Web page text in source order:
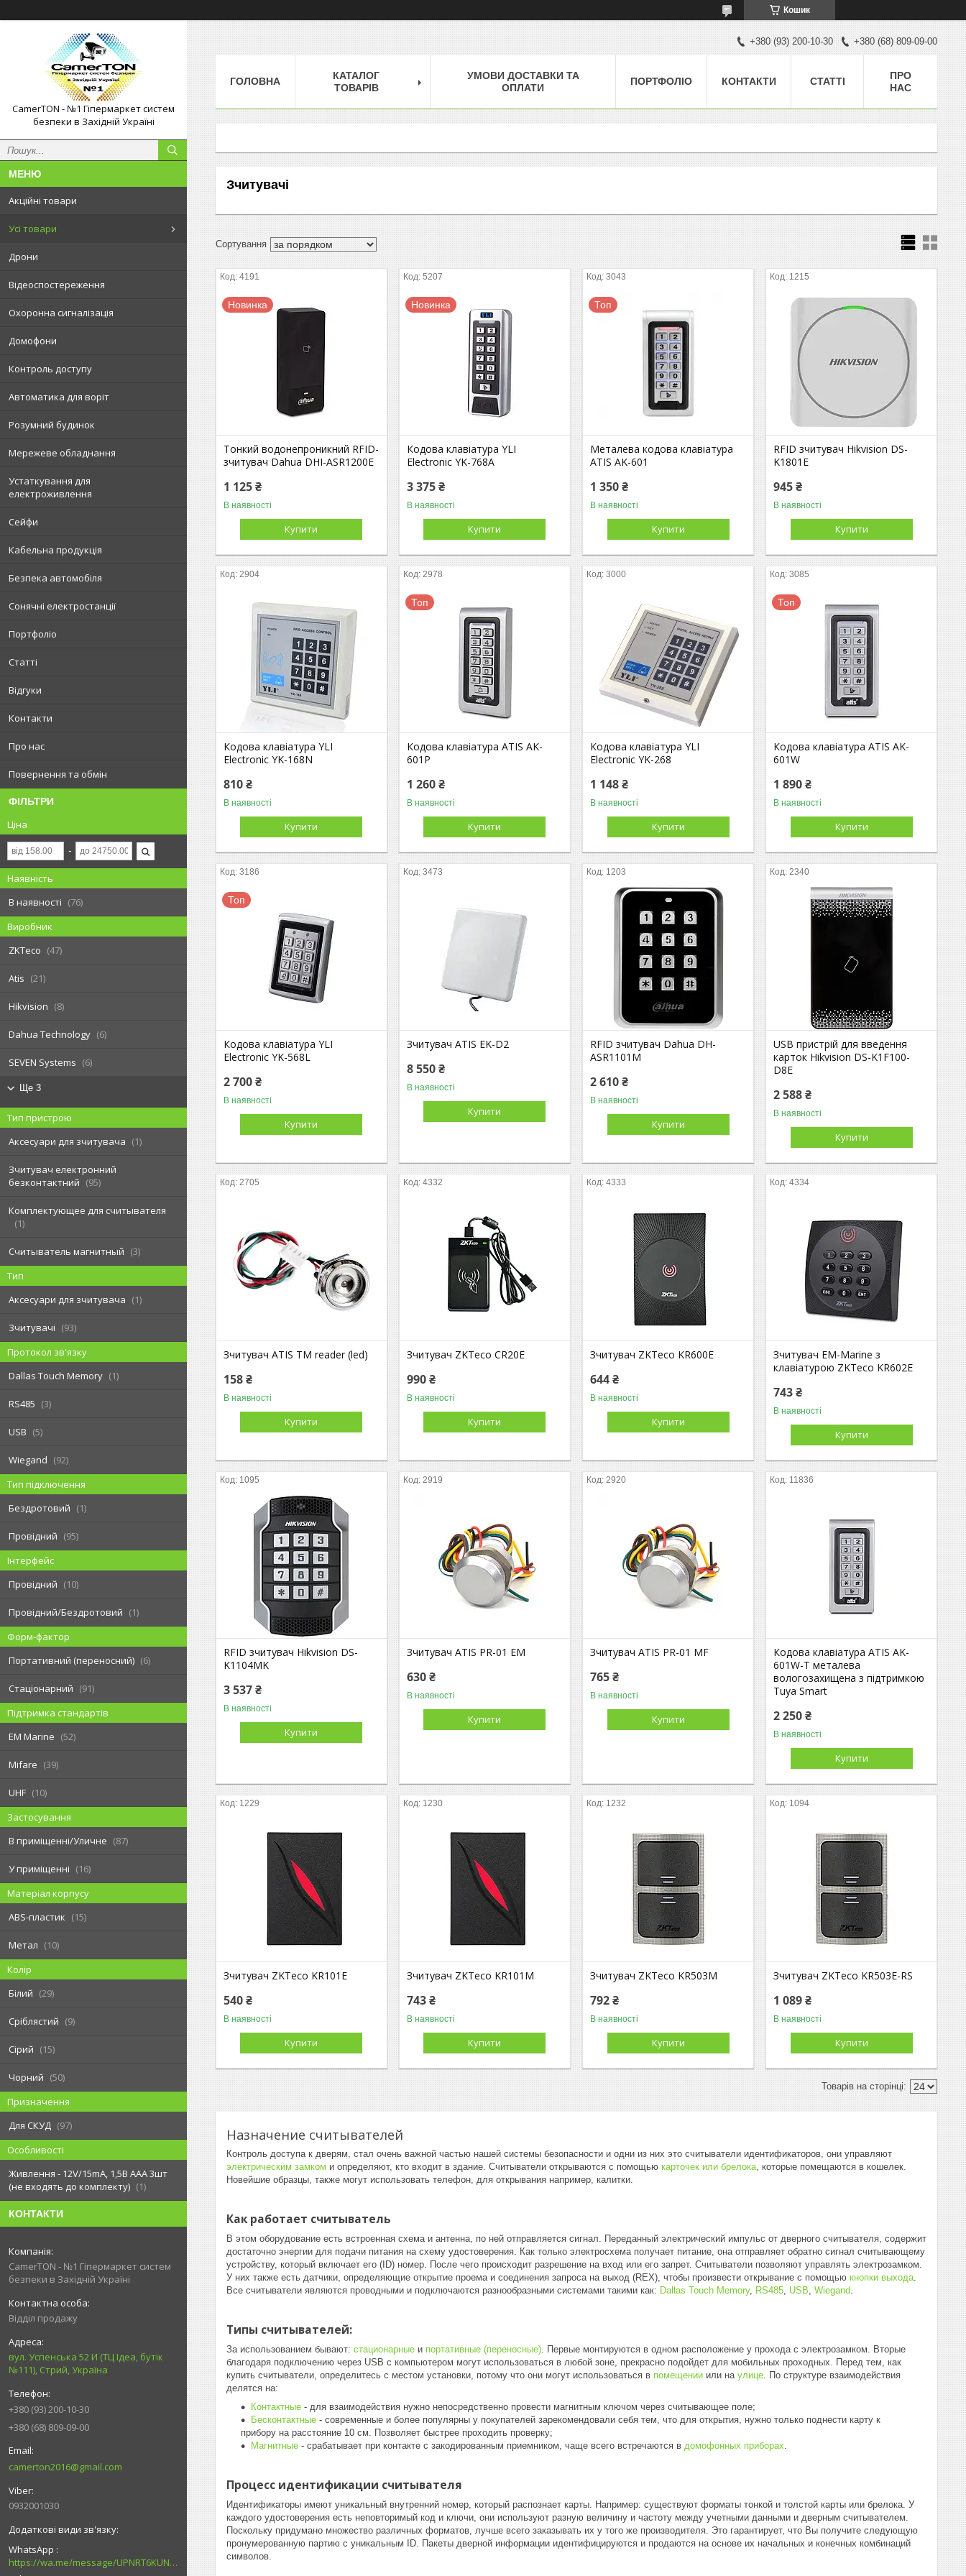
Кошик
CamerTON - №1 Гіпермаркет систем
безпеки в Західній Україні
Акційні товари
Усі товари
Дрони
Відеоспостереження
Охоронна сигналізація
Домофони
Контроль доступу
Автоматика для воріт
Розумний будинок
Мережеве обладнання
Устаткування для
електроживлення
Сейфи
Кабельна продукція
Безпека автомобіля
Сонячні електростанції
Портфоліо
Статті
Відгуки
Контакти
Про нас
Повернення та обмін
ФІЛЬТРИ
Ціна
Наявність
В наявності
76
Виробник
ZKTeco
47
Atis 21
Hikvision 8
Dahua Technology 6
SEVEN Systems 6
Ще 3
Тип пристрою
Аксесуари для зчитувача
1
Зчитувач електронний
безконтактний
95
Комплектующее для считывателя
1
Считыватель магнитный
3
Тип
Аксесуари для зчитувача
1
Зчитувачі
93
Протокол зв'язку
Dallas Touch Memory
1
RS485 3
USB 5
Wiegand
92
Тип підключення
Бездротовий
1
Провідний
95
Інтерфейс
Провідний
10
Провідний/Бездротовий
1
Форм-фактор
Портативний (переносний)
6
Стаціонарний
91
Підтримка стандартів
EM Marine
52
Mifare 39
UHF
10
Застосування
В приміщенні/Уличне
87
У приміщенні
16
Матеріал корпусу
ABS-пластик
15
Метал
10
Колір
Білий
29
Сріблястий 9
Сірий 15
Чорний
50
Призначення
Для СКУД
97
Особливості
Живлення - 12V/15mA, 1,5В ААА 3шт
(не входять до комплекту)
1
КОНТАКТИ
CamerTON - №1 Гіпермаркет систем
безпеки в Західній Україні
Відділ продажу
вул. Успенська 52 И (ТЦ Ідеа, бутік
№111), Стрий, Україна
+380 (93) 200-10-30
+380 (68) 809-09-00
camerton2016@gmail.com
0932001030
WhatsApp
https://wa.me/message/UPNRT6KUNTSOH1
+380 (93) 200-10-30 +380 (68) 809-09-00
ГОЛОВНА
КАТАЛОГ
ТОВАРІВ
УМОВИ ДОСТАВКИ ТА
ОПЛАТИ
ПОРТФОЛІО КОНТАКТИ СТАТТІ
ПРО
НАС
Зчитувачі
4191
Новинка
Тонкий водонепроникний RFID-
зчитувач Dahua DHI-ASR1200E
1 125 ₴
В наявності
Купити
5207
Новинка
Кодова клавіатура YLI
Electronic YK-768A
3 375 ₴
В наявності
Купити
3043
Топ
Металева кодова клавіатура
ATIS AK-601
1 350 ₴
В наявності
Купити
1215
RFID зчитувач Hikvision DS-
K1801E
945 ₴
В наявності
Купити
2904
Кодова клавіатура YLI
Electronic YK-168N
810 ₴
В наявності
Купити
2978
Топ
Кодова клавіатура ATIS AK-
601P
1 260 ₴
В наявності
Купити
3000
Кодова клавіатура YLI
Electronic YK-268
1 148 ₴
В наявності
Купити
3085
Топ
Кодова клавіатура ATIS AK-
601W
1 890 ₴
В наявності
Купити
3186
Топ
Кодова клавіатура YLI
Electronic YK-568L
2 700 ₴
В наявності
Купити
3473
Зчитувач ATIS EK-D2
8 550 ₴
В наявності
Купити
1203
RFID зчитувач Dahua DH-
ASR1101M
2 610 ₴
В наявності
Купити
2340
USB пристрій для введення
карток Hikvision DS-K1F100-
D8E
2 588 ₴
В наявності
Купити
2705
Зчитувач ATIS TM reader (led)
158 ₴
В наявності
Купити
4332
Зчитувач ZKTeco CR20E
990 ₴
В наявності
Купити
4333
Зчитувач ZKTeco KR600E
644 ₴
В наявності
Купити
4334
Зчитувач EM-Marine з
клавіатурою ZKTeco KR602E
743 ₴
В наявності
Купити
1095
RFID зчитувач Hikvision DS-
K1104MK
3 537 ₴
В наявності
Купити
2919
Зчитувач ATIS PR-01 EM
630 ₴
В наявності
Купити
2920
Зчитувач ATIS PR-01 MF
765 ₴
В наявності
Купити
11836
Кодова клавіатура ATIS AK-
601W-T металева
вологозахищена з підтримкою
Tuya Smart
2 250 ₴
В наявності
Купити
1229
Зчитувач ZKTeco KR101E
540 ₴
В наявності
Купити
1230
Зчитувач ZKTeco KR101M
743 ₴
В наявності
Купити
1232
Зчитувач ZKTeco KR503M
792 ₴
В наявності
Купити
1094
Зчитувач ZKTeco KR503E-RS
1 089 ₴
В наявності
Купити
Назначение считывателей
Контроль доступа к дверям, стал очень важной частью нашей системы безопасности и одни из них это считыватели идентификаторов, они управляют
электрическим замком и определяют, кто входит в здание. Считыватели открываются с помощью карточек или брелока, которые помещаются в кошелек.
Новейшие образцы, также могут использовать телефон, для открывания например, калитки.
Как работает считыватель
В этом оборудование есть встроенная схема и антенна, по ней отправляется сигнал. Переданный электрический импульс от дверного считывателя, содержит
достаточно энергии для подачи питания на схему удостоверения. Как только электросхема получает питание, она отправляет обратно сигнал считывающему
устройству, который включает его (ID) номер. После чего происходит разрешение на вход или его запрет. Считыватели позволяют управлять электрозамком.
У них также есть датчики, определяющие открытие проема и соединения запроса на выход (REX), чтобы произвести открывание с помощью кнопки выхода.
Все считыватели являются проводными и подключаются разнообразными системами такими как: Dallas Touch Memory, RS485, USB, Wiegand.
Типы считывателей:
За использованием бывают: стационарные и портативные (переносные). Первые монтируются в одном расположение у прохода с электрозамком. Вторые
благодаря подключению через USB с компьютером могут использоваться в любой зоне, прекрасно подойдет для мобильных проходных. Перед тем, как
купить считыватели, определитесь с местом установки, потому что они могут использоваться в помещении или на улице. По структуре взаимодействия
делятся на:
Контактные - для взаимодействия нужно непосредственно провести магнитным ключом через считывающее поле;
Бесконтактные - современные и более популярны у покупателей зарекомендовали себя тем, что для открытия, нужно только поднести карту к
прибору на расстояние 10 см. Позволяет быстрее проходить проверку;
Магнитные - срабатывает при контакте с закодированным приемником, чаще всего встречаются в домофонных приборах.
Процесс идентификации считывателя
Идентификаторы имеют уникальный внутренний номер, который распознает карты. Например: существуют форматы тонкой и толстой карты или брелока. У
каждого удостоверения есть неповторимый код и ключи, они используют разную величину и частоту между учетными данными и дверным считывателем.
Поскольку придумано множество различных форматов, лучше всего заказывать их у того же производителя. Это гарантирует, что Вы получите следующую
пронумерованную партию с уникальным ID. Пакеты дверной информации идентифицируются и продаются на основе их начальных и конечных комбинаций
символов.